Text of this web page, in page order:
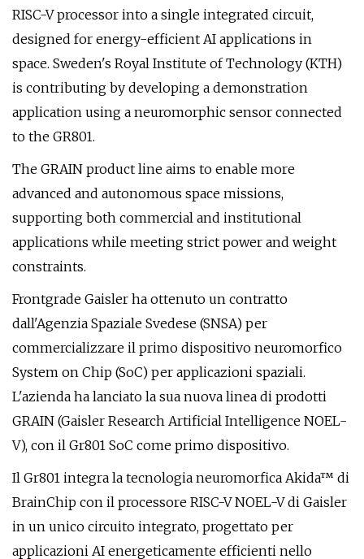
RISC-V processor into a single integrated circuit,
designed for energy-efficient AI applications in
space. Sweden's Royal Institute of Technology (KTH)
is contributing by developing a demonstration
application using a neuromorphic sensor connected
to the GR801.
The GRAIN product line aims to enable more
advanced and autonomous space missions,
supporting both commercial and institutional
applications while meeting strict power and weight
constraints.
Frontgrade Gaisler ha ottenuto un contratto
dall'Agenzia Spaziale Svedese (SNSA) per
commercializzare il primo dispositivo neuromorfico
System on Chip (SoC) per applicazioni spaziali.
L'azienda ha lanciato la sua nuova linea di prodotti
GRAIN (Gaisler Research Artificial Intelligence NOEL-
V), con il Gr801 SoC come primo dispositivo.
Il Gr801 integra la tecnologia neuromorfica Akida™ di
BrainChip con il processore RISC-V NOEL-V di Gaisler
in un unico circuito integrato, progettato per
applicazioni AI energeticamente efficienti nello